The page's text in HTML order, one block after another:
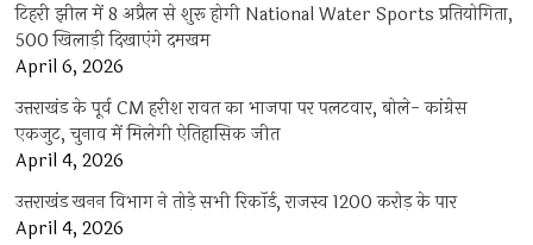
टिहरी झील में 8 अप्रैल से शुरू होगी National Water Sports प्रतियोगिता,
500 खिलाड़ी दिखाएंगे दमखम
April 6, 2026
उत्तराखंड के पूर्व CM हरीश रावत का भाजपा पर पलटवार, बोले- कांग्रेस
एकजुट, चुनाव में मिलेगी ऐतिहासिक जीत
April 4, 2026
उत्तराखंड खनन विभाग ने तोड़े सभी रिकॉर्ड, राजस्व 1200 करोड़ के पार
April 4, 2026